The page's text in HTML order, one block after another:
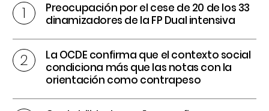
Preocupación por el cese de 20 de los 33
dinamizadores de la FP Dual intensiva
La OCDE confirma que el contexto social
condiciona más que las notas con la
orientación como contrapeso